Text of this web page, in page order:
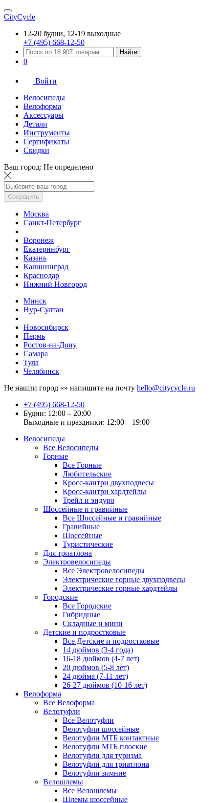
CityCycle
12-20 будни, 12-19 выходные
+7 (495) 668-12-50
Найти
0
Войти
Велосипеды
Велоформа
Аксессуары
Детали
Инструменты
Сертификаты
Скидки
Ваш город: Не определено
Сохранить
Москва
Санкт-Петербург
Воронеж
Екатеринбург
Казань
Калининград
Краснодар
Нижний Новгород
Минск
Нур-Султан
Новосибирск
Пермь
Ростов-на-Дону
Самара
Тула
Челябинск
Не нашли город «» напишите на почту hello@citycycle.ru
+7 (495) 668-12-50
Будни: 12:00 – 20:00
Выходные и праздники: 12:00 – 19:00
Велосипеды
Все Велосипеды
Горные
Все Горные
Любительские
Кросс-кантри двухподвесы
Кросс-кантри хардтейлы
Трейл и эндуро
Шоссейные и гравийные
Все Шоссейные и гравийные
Гравийные
Шоссейные
Туристические
Для триатлона
Электровелосипеды
Все Электровелосипеды
Электрические горные двухподвесы
Электрические горные хардтейлы
Городские
Все Городские
Гибридные
Складные и мини
Детские и подростковые
Все Детские и подростковые
14 дюймов (3-4 года)
16-18 дюймов (4-7 лет)
20 дюймов (5-8 лет)
24 дюйма (7-11 лет)
26-27 дюймов (10-16 лет)
Велоформа
Все Велоформа
Велотуфли
Все Велотуфли
Велотуфли шоссейные
Велотуфли МТБ контактные
Велотуфли МТБ плоские
Велотуфли для туризма
Велотуфли для триатлона
Велотуфли зимние
Велошлемы
Все Велошлемы
Шлемы шоссейные